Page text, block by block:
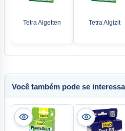
Tetra Algetten Tetra Algizit
Você também pode se